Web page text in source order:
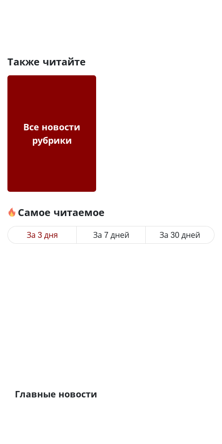
Также читайте
Все новости
рубрики
Самое читаемое
За 3 дня За 7 дней За 30 дней
Главные новости